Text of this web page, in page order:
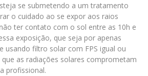
se submetendo a um tratamento
o cuidado ao se expor aos raios
ter contato com o sol entre as 10h e
exposição, que seja por apenas
usando filtro solar com FPS igual ou
as radiações solares comprometam
profissional.